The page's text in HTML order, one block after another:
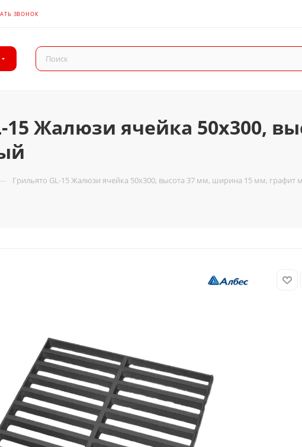
ЗВОНОК
15 Жалюзи ячейка 50x300,
Грильято GL-15 Жалюзи ячейка 50x300, высота 37 мм, ширина 15 мм, графит